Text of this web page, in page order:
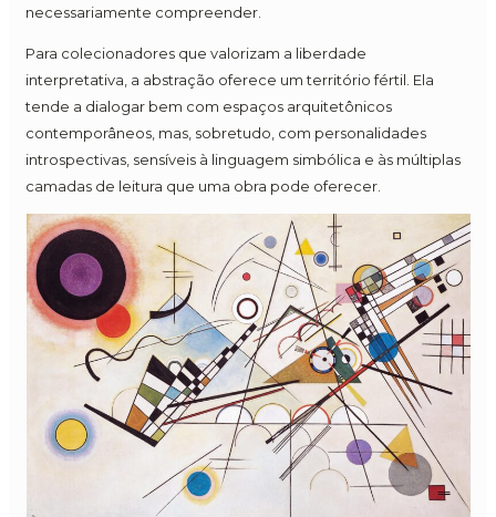
necessariamente compreender.
Para colecionadores que valorizam a liberdade
interpretativa, a abstração oferece um território fértil. Ela
tende a dialogar bem com espaços arquitetônicos
contemporâneos, mas, sobretudo, com personalidades
introspectivas, sensíveis à linguagem simbólica e às múltiplas
camadas de leitura que uma obra pode oferecer.